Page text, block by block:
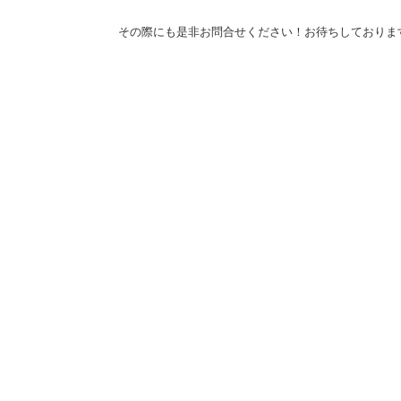
その際にも是非お問合せください！お待ちしておりま